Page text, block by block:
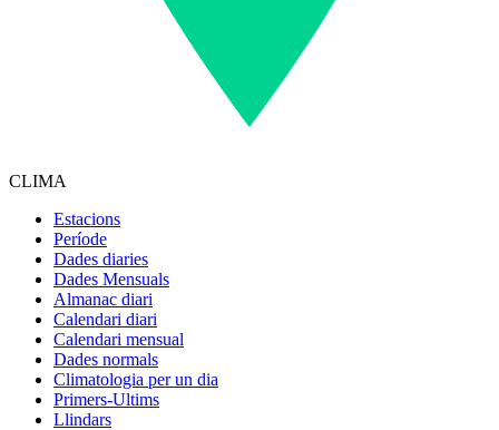
CLIMA
Estacions
Període
Dades diaries
Dades Mensuals
Almanac diari
Calendari diari
Calendari mensual
Dades normals
Climatologia per un dia
Primers-Ultims
Llindars